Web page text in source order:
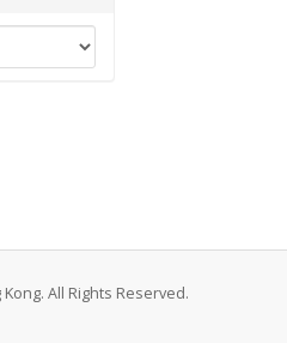
All Rights Reserved.